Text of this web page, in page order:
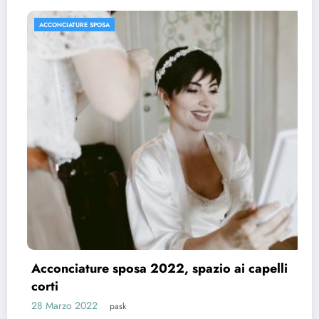
capelli
ACCONCIATURE SPOSA
Le acconciature di tendenza per le
2021
26 Marzo 2021 pask